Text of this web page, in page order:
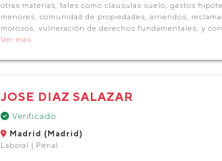
otras materias, tales como cláusulas suelo, gastos
menores, comunidad de propiedades, arriendos,
morosos, vulneración de derechos fundamentales, y
Ver más
JOSE DIAZ SALAZAR
Verificado
Madrid (Madrid)
Laboral | Penal